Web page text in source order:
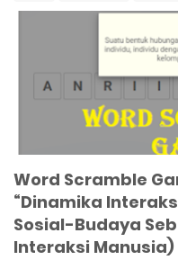
Word Scramble
Word Scramble
“Dinamika
Sosial-Budaya
Interaksi Manusia)